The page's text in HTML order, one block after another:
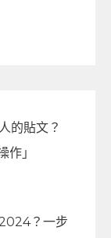
的貼文？
作」
？一步